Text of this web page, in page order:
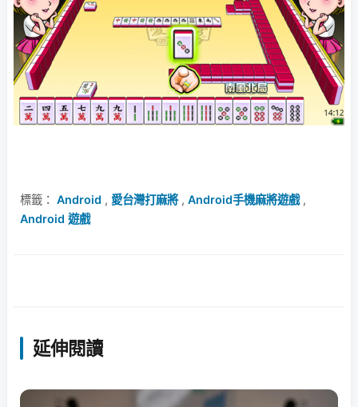
標籤： Android , 愛台灣打麻將, Android手機麻將遊戲,
Android 遊戲
延伸閱讀